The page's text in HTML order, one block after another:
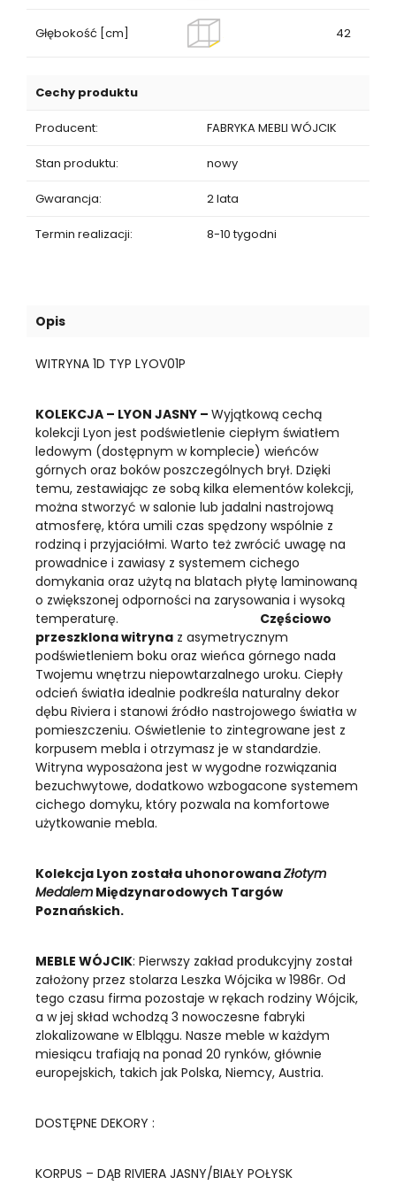
Głębokość [cm] 42
Cechy produktu
Producent: FABRYKA MEBLI WÓJCIK
Stan produktu: nowy
Gwarancja: 2 lata
Termin realizacji: 8-10 tygodni
Opis
WITRYNA 1D TYP LYOV01P
KOLEKCJA – LYON JASNY – Wyjątkową cechą
kolekcji Lyon jest podświetlenie ciepłym światłem
ledowym (dostępnym w komplecie) wieńców
górnych oraz boków poszczególnych brył. Dzięki
temu, zestawiając ze sobą kilka elementów kolekcji,
można stworzyć w salonie lub jadalni nastrojową
atmosferę, która umili czas spędzony wspólnie z
rodziną i przyjaciółmi. Warto też zwrócić uwagę na
prowadnice i zawiasy z systemem cichego
domykania oraz użytą na blatach płytę laminowaną
o zwiększonej odporności na zarysowania i wysoką
temperaturę. Częściowo
przeszklona witryna z asymetrycznym
podświetleniem boku oraz wieńca górnego nada
Twojemu wnętrzu niepowtarzalnego uroku. Ciepły
odcień światła idealnie podkreśla naturalny dekor
dębu Riviera i stanowi źródło nastrojowego światła w
pomieszczeniu. Oświetlenie to zintegrowane jest z
korpusem mebla i otrzymasz je w standardzie.
Witryna wyposażona jest w wygodne rozwiązania
bezuchwytowe, dodatkowo wzbogacone systemem
cichego domyku, który pozwala na komfortowe
użytkowanie mebla.
Kolekcja Lyon została uhonorowanaZłotym
Medalem Międzynarodowych Targów
Poznańskich.
MEBLE WÓJCIK: Pierwszy zakład produkcyjny został
założony przez stolarza Leszka Wójcika w 1986r. Od
tego czasu firma pozostaje w rękach rodziny Wójcik,
a w jej skład wchodzą 3 nowoczesne fabryki
zlokalizowane w Elblągu. Nasze meble w każdym
miesiącu trafiają na ponad 20 rynków, głównie
europejskich, takich jak Polska, Niemcy, Austria.
DOSTĘPNE DEKORY :
KORPUS – DĄB RIVIERA JASNY/BIAŁY POŁYSK